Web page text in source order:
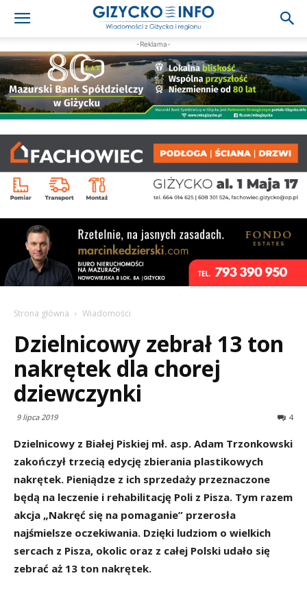
-Reklama-
Strona główna Wiadomości
Dzielnicowy zebrał 13 ton
nakrętek dla chorej
dziewczynki
9 lipca 2019 4
Dzielnicowy z Białej Piskiej mł. asp. Adam Trzonkowski
zakończył trzecią edycję zbierania plastikowych
nakrętek. Pieniądze z ich sprzedaży przeznaczone
będą na leczenie i rehabilitację Poli z Pisza. Tym razem
akcja „Nakręć się na pomaganie” przerosła
najśmielsze oczekiwania. Dzięki ludziom o wielkich
sercach z Pisza, okolic oraz z całej Polski udało się
zebrać aż 13 ton nakrętek.